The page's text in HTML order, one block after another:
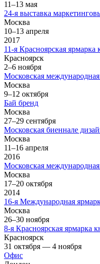
11–13 мая
24-я выставка
Москва
10–13 апреля
2017
11-я Красноярская
Красноярск
2–6 ноября
Московская
Москва
9–12 октября
Бай бренд
Москва
27–29 сентября
Московская биеннале
Москва
11–16 апреля
2016
Московская
Москва
17–20 октября
2014
16-я Международная
Москва
26–30 ноября
8-я Красноярская ярмарка
Красноярск
31 октября — 4 ноября
Офис